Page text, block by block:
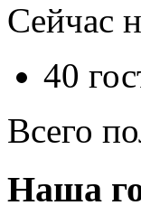
Сейчас
40
Всего
Наша